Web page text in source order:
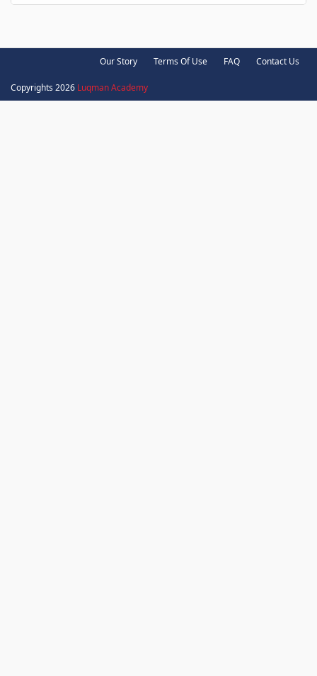
Our Story Terms Of Use FAQ Contact Us
Copyrights 2026 Luqman Academy